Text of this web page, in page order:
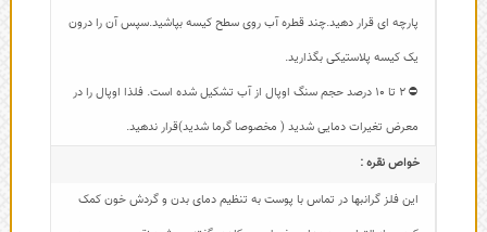
پارچه ای قرار دهید.چند قطره آب روی سطح کیسه بپاشید.سپس آن را درون
یک کیسه پلاستیکی بگذارید.
⛔ 2 تا 10 درصد حجم سنگ اوپال از آب تشکیل شده است. فلذا اوپال را در
معرض تغیرات دمایی شدید ( مخصوصا گرما شدید)قرار ندهید.
خواص نقره :
این فلز گرانبها در تماس با پوست به تنظیم دمای بدن و گردش خون کمک